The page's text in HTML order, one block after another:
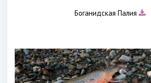
Боганидская Палия